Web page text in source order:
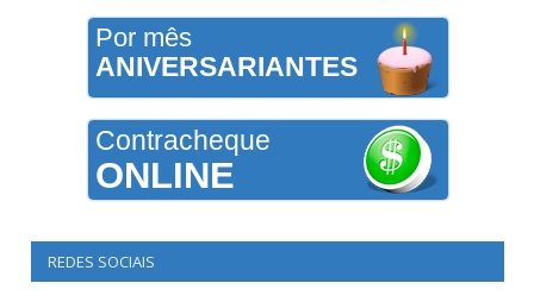
Por mês
ANIVERSARIANTES
Contracheque
ONLINE
REDES SOCIAIS